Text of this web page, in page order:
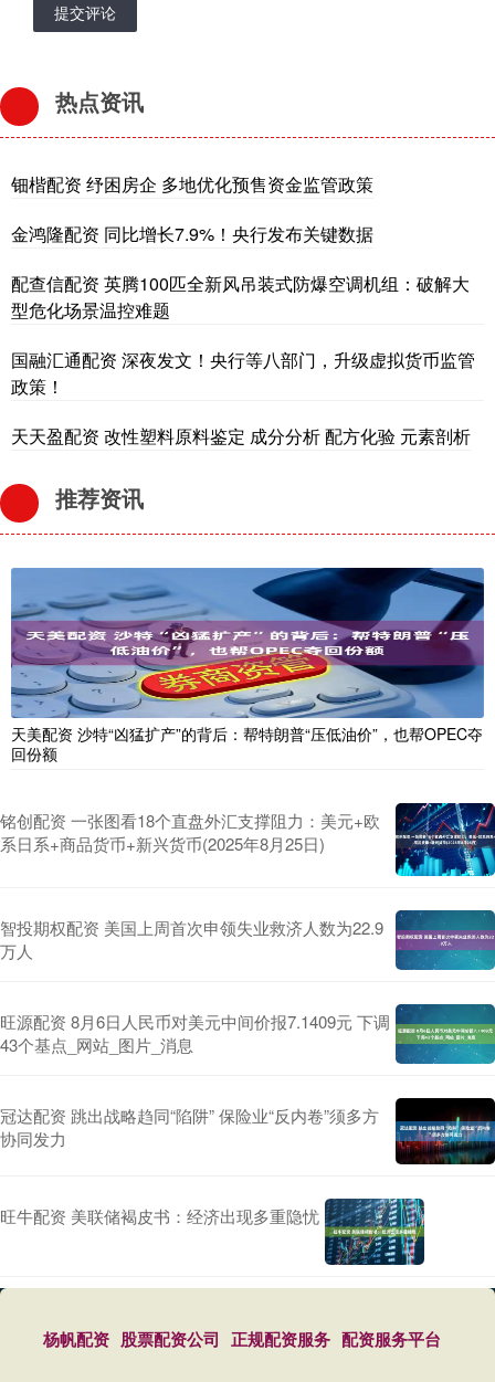
提交评论
热点资讯
钿楷配资 纾困房企 多地优化预售资金监管政策
金鸿隆配资 同比增长7.9%！央行发布关键数据
配查信配资 英腾100匹全新风吊装式防爆空调机组：破解大
型危化场景温控难题
国融汇通配资 深夜发文！央行等八部门，升级虚拟货币监管
政策！
天天盈配资 改性塑料原料鉴定 成分分析 配方化验 元素剖析
推荐资讯
天美配资 沙特“凶猛扩产”的背后：帮特朗普“压低油价”，也帮OPEC夺
回份额
铭创配资 一张图看18个直盘外汇支撑阻力：美元+欧
系日系+商品货币+新兴货币(2025年8月25日)
智投期权配资 美国上周首次申领失业救济人数为22.9
万人
旺源配资 8月6日人民币对美元中间价报7.1409元 下调
43个基点_网站_图片_消息
冠达配资 跳出战略趋同“陷阱” 保险业“反内卷”须多方
协同发力
旺牛配资 美联储褐皮书：经济出现多重隐忧
杨帆配资 股票配资公司 正规配资服务 配资服务平台